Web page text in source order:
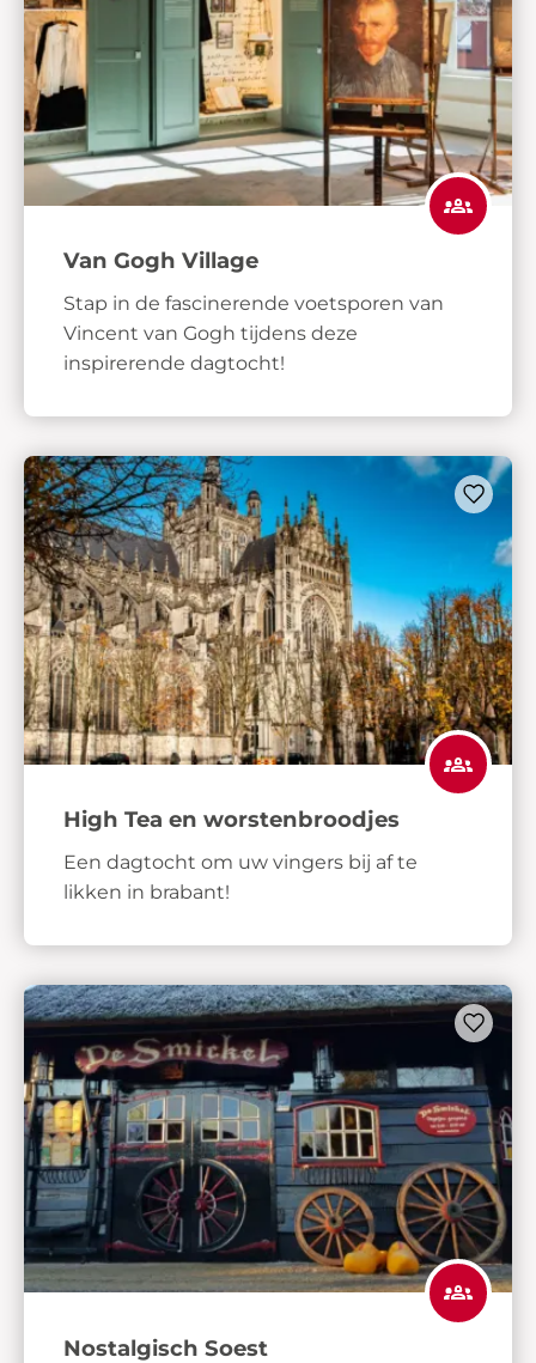
Van Gogh Village
Stap in de fascinerende voetsporen van
Vincent van Gogh tijdens deze
inspirerende dagtocht!
High Tea en worstenbroodjes
Een dagtocht om uw vingers bij af te
likken in brabant!
Nostalgisch Soest